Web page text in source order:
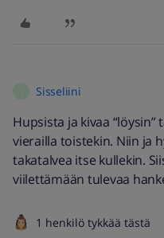
Sisseliini
Hupsista ja kivaa
vierailla toistekin. Niin ja
takatalvea itse kullekin.
viilettämään tulevaa
1 henkilö tykkää tästä